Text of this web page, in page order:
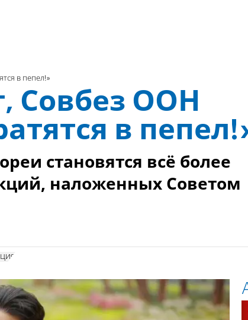
в пепел!»
Совбез ООН
в
становятся всё более
наложенных Советом